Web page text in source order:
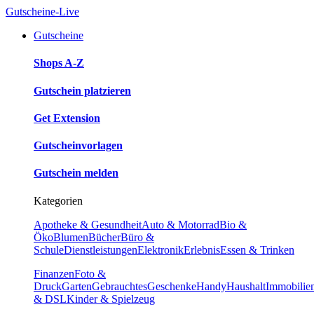
Gutscheine-Live
Gutscheine
Shops A-Z
Gutschein platzieren
Get Extension
Gutscheinvorlagen
Gutschein melden
Kategorien
Apotheke & GesundheitAuto & MotorradBio &
ÖkoBlumenBücherBüro &
SchuleDienstleistungenElektronikErlebnisEssen & Trinken
FinanzenFoto &
DruckGartenGebrauchtesGeschenkeHandyHaushalt
& DSLKinder & Spielzeug